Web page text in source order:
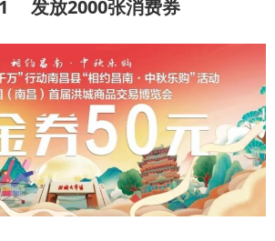
发放2000张消费券